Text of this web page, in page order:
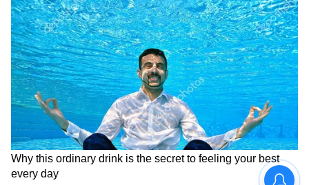
শেষ কথা:
অমরনাথ শুধু তীর্থ না, এটা ত্যাগের শিক্ষা। শিব
নিজের সবচেয়ে প্রিয় নন্দী-গণেশকেও ছেড়েছেন
শুধু পার্বতীকে একটা সত্য বলার জন্য। সেই সত্যটা
হলো - "মৃত্যুকে জয় করতে হলে মোহ ত্যাগ করতে
হয়"।